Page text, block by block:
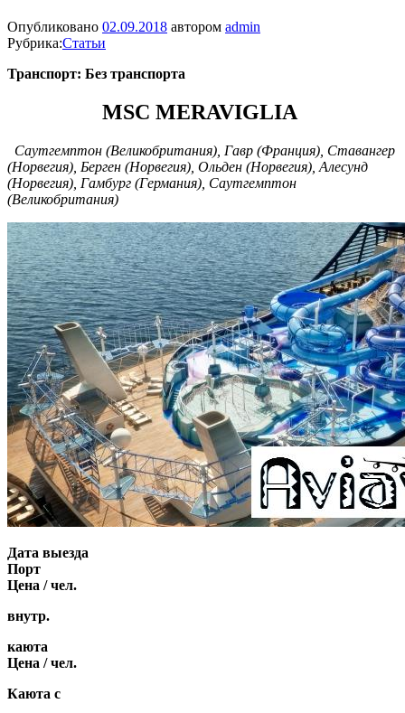
Опубликовано 02.09.2018 автором admin
Рубрика:Статьи
Транспорт: Без транспорта
MSC MERAVIGLIA
Саутгемптон (Великобритания), Гавр (Франция), Ставангер
(Норвегия), Берген (Норвегия), Ольден (Норвегия), Алесунд
(Норвегия), Гамбург (Германия), Саутгемптон
(Великобритания)
Дата выезда
Порт
Цена / чел.
внутр.
каюта
Цена / чел.
Каюта с